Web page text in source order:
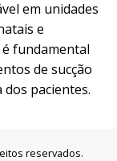
em unidades
e
fundamental
de sucção
pacientes.
reservados.